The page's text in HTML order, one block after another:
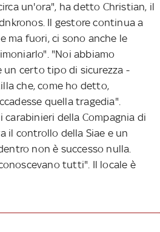
un'ora", ha detto Christian, il
Il gestore continua a
ma fuori, ci sono anche le
"Noi abbiamo
certo tipo di sicurezza -
che, come ho detto,
quella tragedia".
della Compagnia di
il controllo della Siae e un
non è successo nulla.
tutti". Il locale è